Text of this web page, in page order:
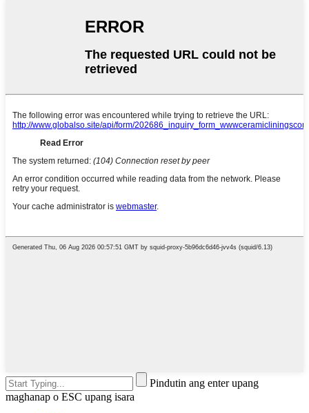
Pindutin ang enter upang
maghanap o ESC upang isara